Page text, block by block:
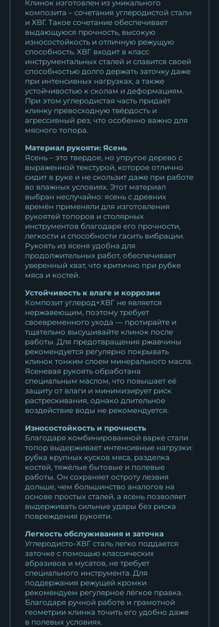
Клинок изготовлен из уникального
композита – сочетания углеродистой стали
и ХВГ. Такое сочетание обеспечивает
выдающуюся прочность, высокую
износостойкость и отличную режущую
способность. ХВГ входит в класс
инструментальных сталей и славится своей
способностью долго держать заточку даже
при интенсивных нагрузках, а также
устойчивостью к сколам и деформациям.
При этом углеродистая часть придаёт
клинку превосходную твёрдость и
агрессивный рез, что особенно важно для
мясного топора.
Материал рукояти: Ясень
Ясень – это твердое, но упругое дерево с
выраженной текстурой, которое отлично
сидит в руке и не скользит даже при работе
во влажных условиях. Этот материал
выбран неслучайно: ясень с древних
времён применяли для изготовления
рукоятей топоров и столярных
инструментов благодаря его прочности,
легкости и способности гасить вибрации.
Рукоять из ясеня удобна для
продолжительных работ, обеспечивает
уверенный хват, что критично при рубке
мяса и костей.
Устойчивость к влаге и коррозии
Композит углерод+ХВГ не является
нержавеющим, поэтому требует
своевременного ухода — протирайте и
тщательно высушивайте клинок после
работы. Для предотвращения ржавчины
рекомендуется регулярно покрывать
клинок тонким слоем минерального масла.
Ясеневая рукоять обработана
специальным маслом, что повышает её
защиту от влаги и минимизирует риск
растрескивания, однако длительное
воздействие воды не рекомендуется.
Износостойкость и прочность
Благодаря комбинированной варке стали
топор выдерживает интенсивные нагрузки:
рубка крупных кусков мяса, разделка
костей, тяжёлые бытовые и полевые
работы. Он сохраняет остроту лезвия
дольше, чем большинство аналогов на
основе простых сталей, а ясень позволяет
выдерживать сильные удары без риска
повреждения рукояти.
Легкость обслуживания и заточка
Углеродисто-ХВГ сталь легко поддается
заточке с помощью классических
абразивов и мусатов, не требует
специального инструмента. Для
поддержания режущей кромки
рекомендуем регулярное лёгкое правка.
Благодаря ручной работе и грамотной
геометрии клинка точить его удобно даже
в полевых условиях.